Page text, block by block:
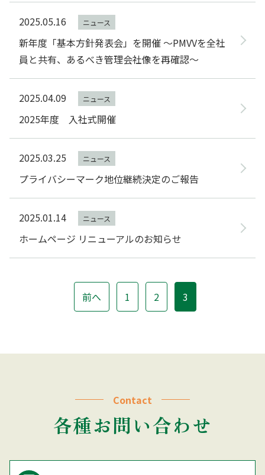
2025.05.16 ニュース
新年度「基本方針発表会」を開催 ～PMVVを全社
員と共有、あるべき管理会社像を再確認～
2025.04.09 ニュース
2025年度 入社式開催
2025.03.25 ニュース
プライバシーマーク地位継続決定のご報告
2025.01.14 ニュース
ホームページ リニューアルのお知らせ
前へ 1 2 3
Contact
各種お問い合わせ